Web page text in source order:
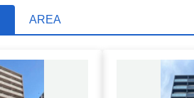
AREA